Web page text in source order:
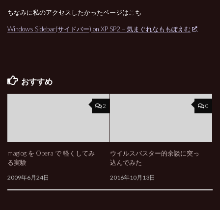
ちなみに私のアクセスしたかったページはこち
Windows Sidebar(サイドバー) on XP SP2 – 気まぐれなももぽえむ
おすすめ
2
maglog を Opera で 軽くしてみ
る実験
2009年6月24日
0
ウイルスバスター的余談に突っ
込んでみた
2016年10月13日